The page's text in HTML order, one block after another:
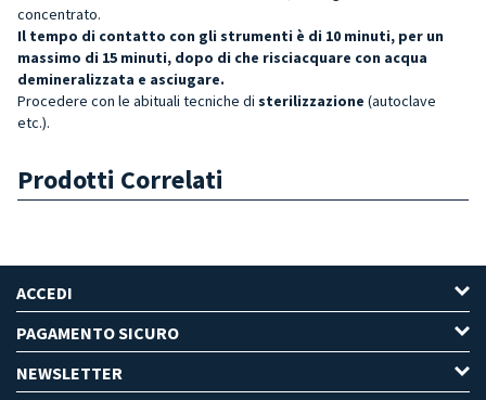
concentrato.
Il tempo di contatto con gli strumenti è di 10 minuti, per un
massimo di 15 minuti, dopo di che risciacquare con acqua
demineralizzata e asciugare.
Procedere con le abituali tecniche di sterilizzazione (autoclave
etc.).
Prodotti Correlati
ACCEDI
PAGAMENTO SICURO
NEWSLETTER